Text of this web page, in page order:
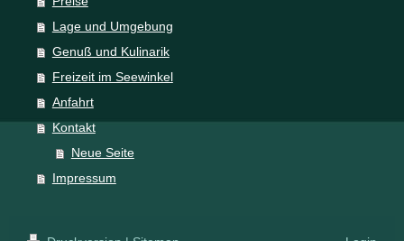
Lage und Umgebung
Genuß und Kulinarik
Freizeit im Seewinkel
Anfahrt
Kontakt
Neue Seite
Impressum